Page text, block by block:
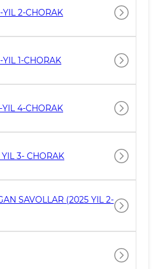
2-CHORAK
1-CHORAK
4-CHORAK
3- CHORAK
SAVOLLAR (2025 YIL 2-